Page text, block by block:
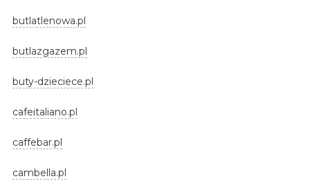
butlatlenowa.pl
butlazgazem.pl
buty-dzieciece.pl
cafeitaliano.pl
caffebar.pl
cambella.pl